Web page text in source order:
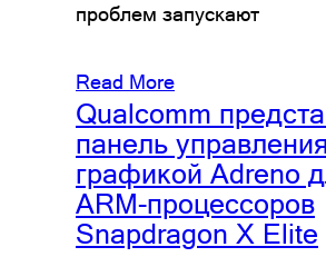
проблем запускают
Read More
Qualcomm
панель управления
графикой Adreno
ARM-процессоров
Snapdragon X Elite